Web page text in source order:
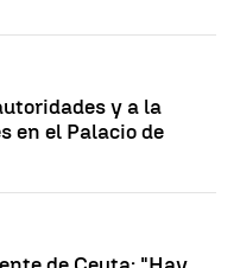
y a la
en el Palacio de